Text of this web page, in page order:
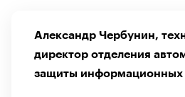
Александр Чербунин,
директор отделения
защиты информационных